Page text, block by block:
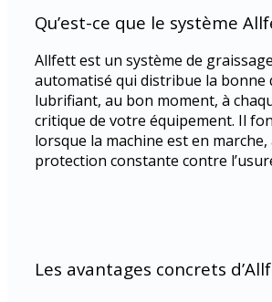
Qu’est-ce que le système
Allfett est un système de
automatisé qui distribue la bonne
lubrifiant, au bon moment, à
critique de votre équipement. Il
lorsque la machine est en
protection constante contre
Les avantages concrets